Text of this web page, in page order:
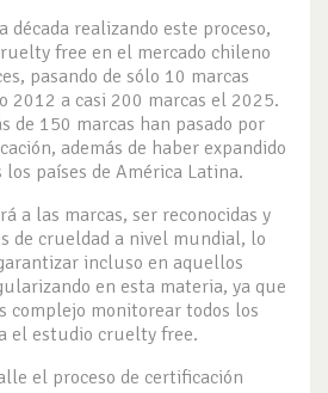
década realizando este proceso,
free en el mercado chileno
pasando de sólo 10 marcas
2012 a casi 200 marcas el 2025.
de 150 marcas han pasado por
además de haber expandido
países de América Latina.
a las marcas, ser reconocidas y
de crueldad a nivel mundial, lo
incluso en aquellos
en esta materia, ya que
complejo monitorear todos los
el estudio cruelty free.
el proceso de certificación